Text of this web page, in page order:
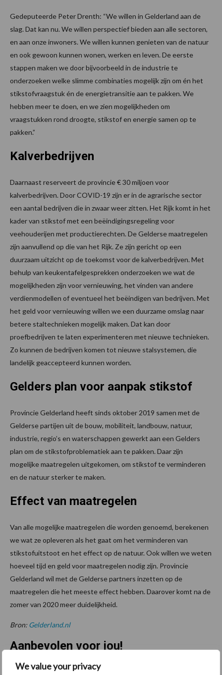
We value your privacy
Gedeputeerde Peter Drenth: “We willen in Gelderland aan de
slag. Dat kan nu. We willen perspectief bieden aan alle sectoren,
en aan onze inwoners. We willen kunnen genieten van de natuur
en ook gewoon kunnen wonen, werken en leven. De eerste
stappen maken we door bijvoorbeeld in de industrie te
onderzoeken welke slimme combinaties mogelijk zijn om én het
stikstofvraagstuk én de energietransitie aan te pakken. We
hebben meer te doen, en we zien mogelijkheden om
vraagstukken rond droogte, stikstof en energie samen op te
pakken.”
Kalverbedrijven
Daarnaast reserveert de provincie € 30 miljoen voor
kalverbedrijven. Door COVID-19 zijn er in de agrarische sector
een aantal bedrijven die in zwaar weer zitten. Het Rijk komt in het
kader van stikstof met een beëindigingsregeling voor
veehouderijen met productierechten. De Gelderse maatregelen
zijn aanvullend op die van het Rijk. Ze zijn gericht op een
duurzaam uitzicht op de toekomst voor de kalverbedrijven. Met
behulp van keukentafelgesprekken onderzoeken we wat de
mogelijkheden zijn voor vernieuwing, het vinden van andere
verdienmodellen of eventueel het beëindigen van bedrijven. Met
het geld voor vernieuwing willen we een duurzame omslag naar
betere staltechnieken mogelijk maken. Dat kan door
proefbedrijven te laten experimenteren met nieuwe technieken.
Zo kunnen de bedrijven komen tot nieuwe stalsystemen, die
landelijk geaccepteerd kunnen worden.
Gelders plan voor aanpak stikstof
Provincie Gelderland heeft sinds oktober 2019 samen met de
Gelderse partijen uit de bouw, mobiliteit, landbouw, natuur,
industrie, regio’s en waterschappen gewerkt aan een Gelders
plan om de stikstofproblematiek aan te pakken. Daar zijn
mogelijke maatregelen uitgekomen, om stikstof te verminderen
en de natuur sterker te maken.
Effect van maatregelen
Van alle mogelijke maatregelen die worden genoemd, berekenen
we wat ze opleveren als het gaat om het verminderen van
stikstofuitstoot en het effect op de natuur. Ook willen we weten
hoeveel tijd en geld voor maatregelen nodig zijn. Provincie
Gelderland wil met de Gelderse partners inzetten op de
maatregelen die het meeste effect hebben. Daarover komt na de
zomer van 2020 meer duidelijkheid.
Bron: Gelderland.nl
Aanbevolen voor jou!